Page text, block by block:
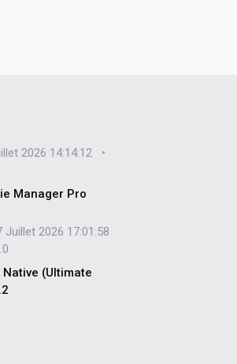
2026 14:14:12 •
Manager Pro
Juillet 2026 17:01:58
Native (Ultimate